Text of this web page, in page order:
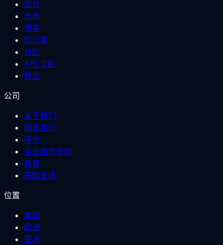
定价
市场
博客
知识库
对比
API 文档
状态
公司
关于我们
联系我们
评价
企业合作计划
教育
获取支持
位置
美国
欧洲
亚洲